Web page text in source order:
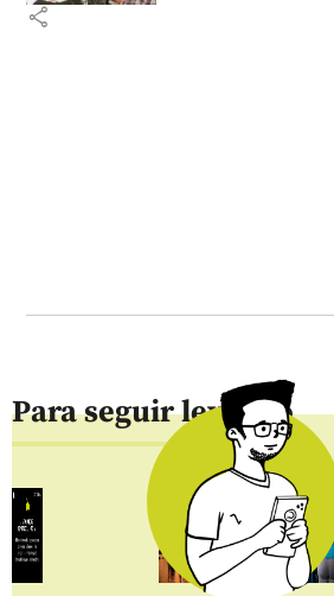
share
Para seguir leyendo